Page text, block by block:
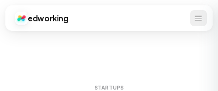
Edworking
edworking
STARTUPS